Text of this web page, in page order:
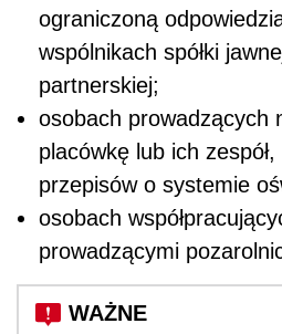
ograniczoną
wspólnikach spółki
partnerskiej;
osobach prowadzących
placówkę lub ich
przepisów o systemie
osobach
prowadzącymi